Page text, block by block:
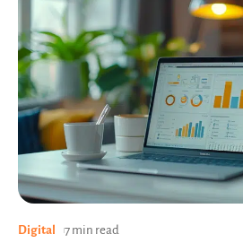
Digital 7 min read